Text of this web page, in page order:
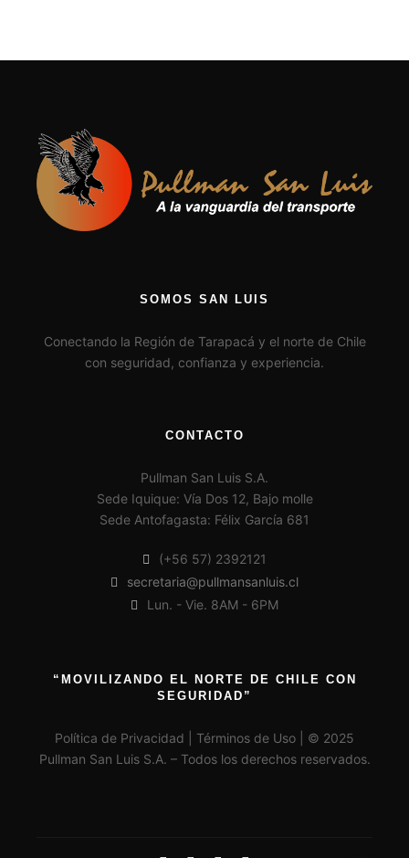
SOMOS SAN LUIS
Conectando la Región de Tarapacá y el norte de Chile
con seguridad, confianza y experiencia.
CONTACTO
Pullman San Luis S.A.
Sede Iquique: Vía Dos 12, Bajo molle
Sede Antofagasta: Félix García 681
(+56 57) 2392121
secretaria@pullmansanluis.cl
Lun. - Vie. 8AM - 6PM
“MOVILIZANDO EL NORTE DE CHILE CON
SEGURIDAD”
Política de Privacidad | Términos de Uso | © 2025
Pullman San Luis S.A. – Todos los derechos reservados.